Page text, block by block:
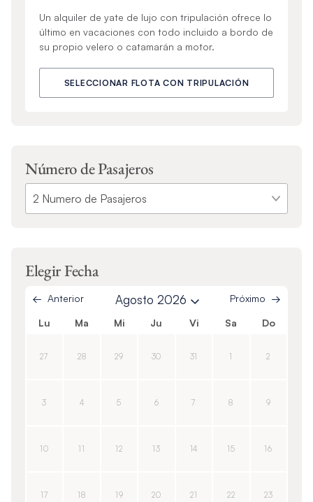
Un alquiler de yate de lujo con tripulación ofrece lo
último en vacaciones con todo incluido a bordo de
su propio velero o catamarán a motor.
SELECCIONAR FLOTA CON TRIPULACIÓN
Número de Pasajeros
Elegir Fecha
Anterior Agosto 2026 Próximo
Lu Ma Mi Ju Vi Sa Do
27 28 29 30 31 1 2
3 4 5 6 7 8 9
10 11 12 13 14 15 16
17 18 19 20 21 22 23